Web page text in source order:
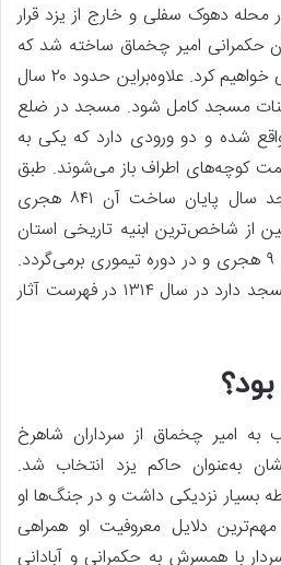
دهوک سفلی و خارج از یزد قرار
حکمرانی امیر چخماق ساخته شد که
در ادامه این شخص را معرفی خواهیم کرد. علاوه‌بر‌این حدود ۲۰ سال
مسجد کامل شود. مسجد در ضلع
شده و دو ورودی دارد که یکی به
کوچه‌های اطراف باز می‌شوند. طبق
کتیبه محمد حکیم در مسجد سال پایان ساخت آن ۸۴۱ هجری
شاخص‌ترین ابنیه تاریخی استان
یزد بوده و قدمت آن به قرن ۹ هجری و در دوره تیموری برمی‌گردد.
با توجه به ارزش بالایی که مسجد دارد در سال ۱۳۱۴ در فهرست آثار
به امیر چخماق از سرداران شاهرخ
به‌عنوان حاکم یزد انتخاب شد.
بسیار نزدیکی داشت و در جنگ‌ها او
دلایل معروفیت او همراهی
با همسرش به حکمرانی و آبادانی